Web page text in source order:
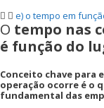
e) o tempo em
O tempo nas
é função do
Conceito chave para
operação ocorre é o
fundamental das